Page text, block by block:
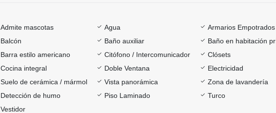
Admite mascotas Agua
Armarios Empotrados
Balcón
Baño auxiliar
Baño en habitación
Barra estilo americano
Citófono / Intercomunicador
Clósets
Cocina integral
Doble Ventana
Electricidad
Suelo de cerámica / mármol
Vista panorámica
Zona de lavandería
Detección de humo
Piso Laminado
Turco
Vestidor